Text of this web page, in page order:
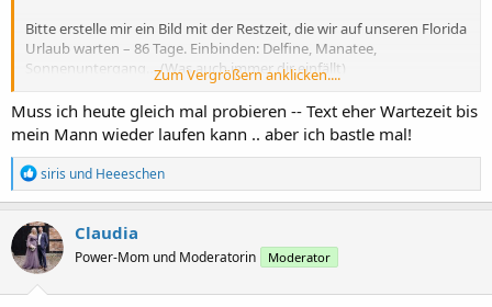
Bitte erstelle mir ein Bild mit der Restzeit, die wir auf unseren Florida
Urlaub warten – 86 Tage. Einbinden: Delfine, Manatee,
Sonnenuntergang… (Was auch immer dir einfällt)
Und dazu sagen: Bitte auf die Größe anpassen, dass ich es in ein
Forum ins Internet hochladen kann.
Zum Vergrößern anklicken....
Muss ich heute gleich mal probieren -- Text eher Wartezeit bis
mein Mann wieder laufen kann .. aber ich bastle mal!
R
e
a
k
t
i
o
n
siris und Heeeschen
Claudia
Power-Mom und Moderatorin Moderator